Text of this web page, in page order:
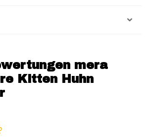
mera
Kitten Huhn